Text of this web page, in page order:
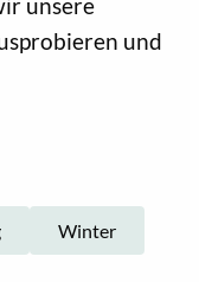
und
Winter